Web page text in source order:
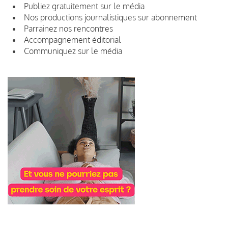
Publiez gratuitement sur le média
Nos productions journalistiques sur abonnement
Parrainez nos rencontres
Accompagnement éditorial
Communiquez sur le média